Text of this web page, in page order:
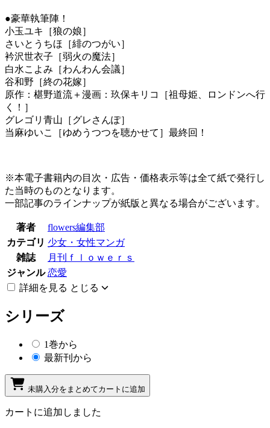
●豪華執筆陣！
小玉ユキ［狼の娘］
さいとうちほ［緋のつがい］
衿沢世衣子［弱火の魔法］
白水こよみ［わんわん会議］
谷和野［終の花嫁］
原作：椹野道流＋漫画：玖保キリコ［祖母姫、ロンドンへ行
く！］
グレゴリ青山［グレさんぽ］
当麻ゆいこ［ゆめうつつを聴かせて］最終回！
※本電子書籍内の目次・広告・価格表示等は全て紙で発行し
た当時のものとなります。
一部記事のラインナップが紙版と異なる場合がございます。
著者
flowers編集部
カテゴリ 少女・女性マンガ
雑誌
月刊ｆｌｏｗｅｒｓ
ジャンル 恋愛
詳細を見る とじる
シリーズ
1巻から
最新刊から
未購入分をまとめてカートに追加
カートに追加しました